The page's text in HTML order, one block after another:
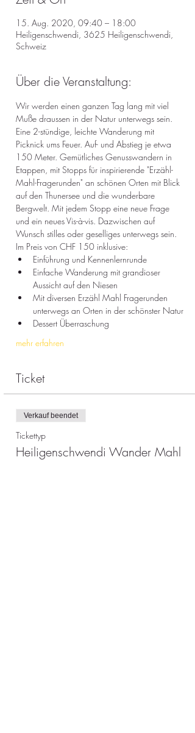
15. Aug. 2020, 09:40 – 18:00
Heiligenschwendi, 3625 Heiligenschwendi,
Schweiz
Über die Veranstaltung:
Wir werden einen ganzen Tag lang mit viel
Muße draussen in der Natur unterwegs sein.
Eine 2-stündige, leichte Wanderung mit
Picknick ums Feuer. Auf- und Abstieg je etwa
150 Meter. Gemütliches Genusswandern in
Etappen, mit Stopps für inspirierende "Erzähl-
Mahl-Fragerunden" an schönen Orten mit Blick
auf den Thunersee und die wunderbare
Bergwelt. Mit jedem Stopp eine neue Frage
und ein neues Vis-à-vis. Dazwischen auf
Wunsch stilles oder geselliges unterwegs sein.
Im Preis von CHF 150 inklusive:
Einführung und Kennenlernrunde
Einfache Wanderung mit grandioser
Aussicht auf den Niesen
Mit diversen Erzähl Mahl Fragerunden
unterwegs an Orten in der schönster Natur
Dessert Überraschung
mehr erfahren
Ticket
Verkauf beendet
Tickettyp
Heiligenschwendi Wander Mahl